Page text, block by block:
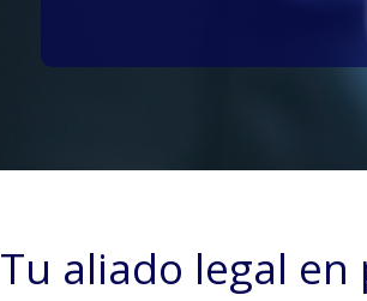
Tu aliado legal